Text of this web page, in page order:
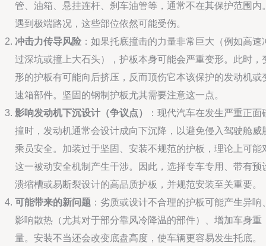
管、油箱、悬挂连杆、刹车油管等，通常不在其保护范围内
遇到极端路况，这些部位依然可能受伤。
冲击力传导风险 ：如果托底撞击的力量非常巨大（例如高速
过深坑或撞上大石头），护板本身可能会严重变形。此时，
形的护板有可能向后挤压，反而顶伤它本该保护的发动机或
速箱部件。坚固的钢制护板尤其需要注意这一点。
影响发动机下沉设计（争议点）
：现代汽车在发生严重正面
撞时，发动机通常会设计成向下沉降，以避免侵入驾驶舱威
乘员安全。加装过于坚固、安装不规范的护板，理论上可能
这一被动安全机制产生干涉。因此，选择专车专用、带有预
溃缩槽或易断裂设计的高品质护板，并规范安装至关重要。
可能带来的新问题 ：劣质或设计不合理的护板可能产生异响
影响散热（尤其对于部分靠风冷降温的部件）、增加车身重
量。安装不当还会改变底盘高度，使车辆更容易发生托底。